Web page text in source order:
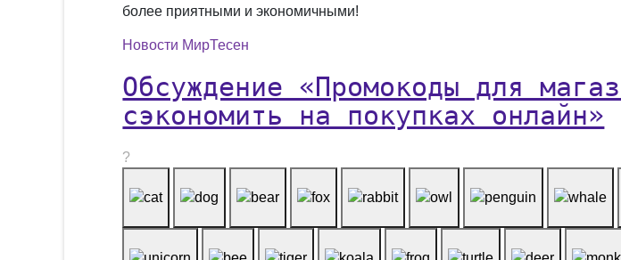
более приятными и экономичными!
Новости МирТесен
Обсуждение «Промокоды для
сэкономить на покупках онлайн»
?